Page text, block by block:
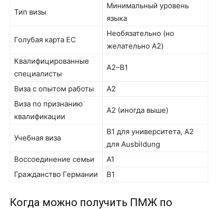
Тип визы
Минимальный уровень
языка
Голубая карта ЕС
Необязательно (но
желательно A2)
Квалифицированные
специалисты
A2–B1
Виза с опытом работы
А2
Виза по признанию
квалификации
A2 (иногда выше)
Учебная виза
B1 для университета, A2
для Ausbildung
Воссоединение семьи
A1
Гражданство Германии
B1
Когда можно получить ПМЖ по